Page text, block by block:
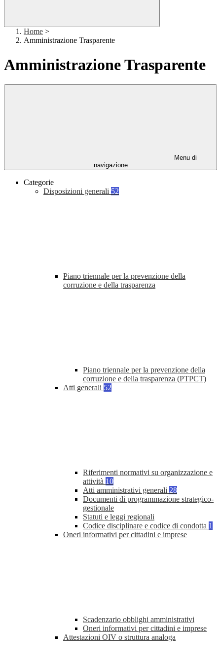
Home >
Amministrazione Trasparente
Amministrazione Trasparente
Menu di
navigazione
Categorie
Disposizioni generali 52
Piano triennale per la prevenzione della
corruzione e della trasparenza
Piano triennale per la prevenzione della
corruzione e della trasparenza (PTPCT)
Atti generali 52
Riferimenti normativi su organizzazione e
attività 10
Atti amministrativi generali 28
Documenti di programmazione strategico-
gestionale
Statuti e leggi regionali
Codice disciplinare e codice di condotta 1
Oneri informativi per cittadini e imprese
Scadenzario obblighi amministrativi
Oneri informativi per cittadini e imprese
Attestazioni OIV o struttura analoga